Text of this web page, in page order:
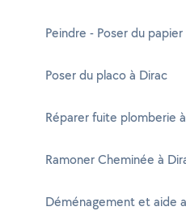
Peindre - Poser du
Poser du placo à Dirac
Réparer fuite plomberie
Ramoner Cheminée à
Déménagement et aide